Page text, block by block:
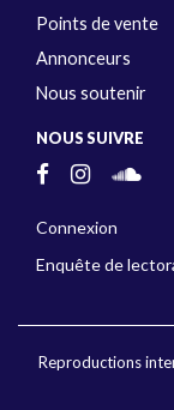
Points de vente
Annonceurs
Nous soutenir
NOUS SUIVRE
Connexion
Enquête de
Reproductions